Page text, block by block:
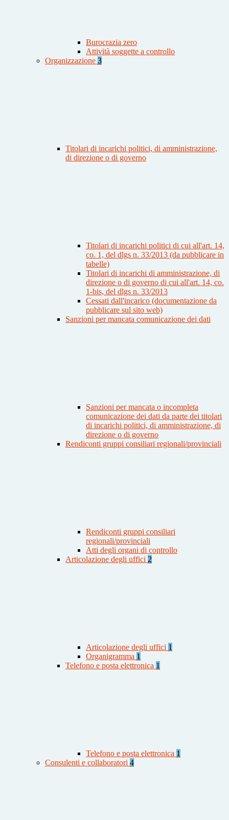
Burocrazia zero
Attività soggette a controllo
Organizzazione 3
Titolari di incarichi politici, di amministrazione,
di direzione o di governo
Titolari di incarichi politici di cui all'art. 14,
co. 1, del dlgs n. 33/2013 (da pubblicare in
tabelle)
Titolari di incarichi di amministrazione, di
direzione o di governo di cui all'art. 14, co.
1-bis, del dlgs n. 33/2013
Cessati dall'incarico (documentazione da
pubblicare sul sito web)
Sanzioni per mancata comunicazione dei dati
Sanzioni per mancata o incompleta
comunicazione dei dati da parte dei titolari
di incarichi politici, di amministrazione, di
direzione o di governo
Rendiconti gruppi consiliari regionali/provinciali
Rendiconti gruppi consiliari
regionali/provinciali
Atti degli organi di controllo
Articolazione degli uffici 2
Articolazione degli uffici 1
Organigramma 1
Telefono e posta elettronica 1
Telefono e posta elettronica 1
Consulenti e collaboratori 4